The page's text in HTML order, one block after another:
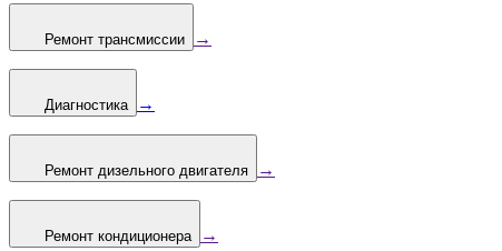
Ремонт трансмиссии →
Диагностика →
Ремонт дизельного двигателя →
Ремонт кондиционера →